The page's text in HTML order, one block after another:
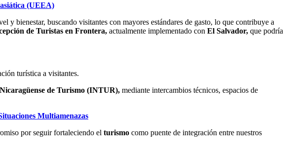
(UEEA)
y bienestar, buscando visitantes con mayores estándares de gasto, lo que contribuye a
de Turistas en Frontera, actualmente implementado con El Salvador, que podría
turística a visitantes.
de Turismo (INTUR), mediante intercambios técnicos, espacios de
Multiamenazas
por seguir fortaleciendo el turismo como puente de integración entre nuestros